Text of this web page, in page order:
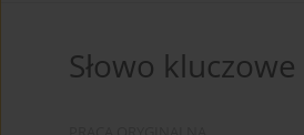
Słowo kluczowe